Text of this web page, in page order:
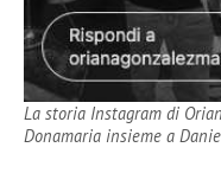
La storia Instagram di
Donamaria insieme a